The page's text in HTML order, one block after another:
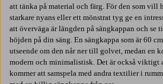
att tänka på material och färg. För den som vill
starkare nyans eller ett mönstrat tyg ge en
att överväga är längden på sängkappan och se
höjden på din säng. En sängkappa som är 60
utseende om den når ner till golvet, medan en
modern och minimalistisk. Det är också viktigt
kommer att samspela med andra textilier i